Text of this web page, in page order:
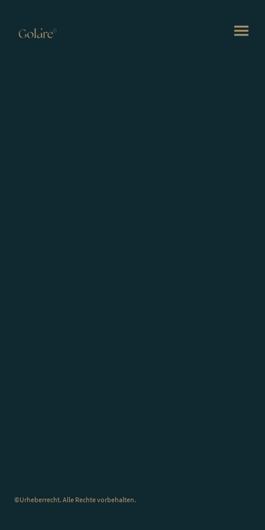
©Urheberrecht. Alle Rechte vorbehalten.